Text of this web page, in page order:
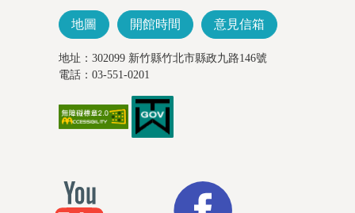
地圖 開館時間 意見信箱
地址：302099 新竹縣竹北市縣政九路146號
電話：03-551-0201